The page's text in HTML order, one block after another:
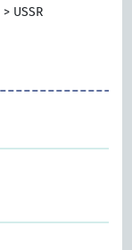
> USSR